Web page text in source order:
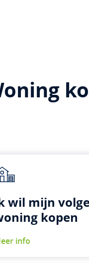
wil mijn
kopen
info